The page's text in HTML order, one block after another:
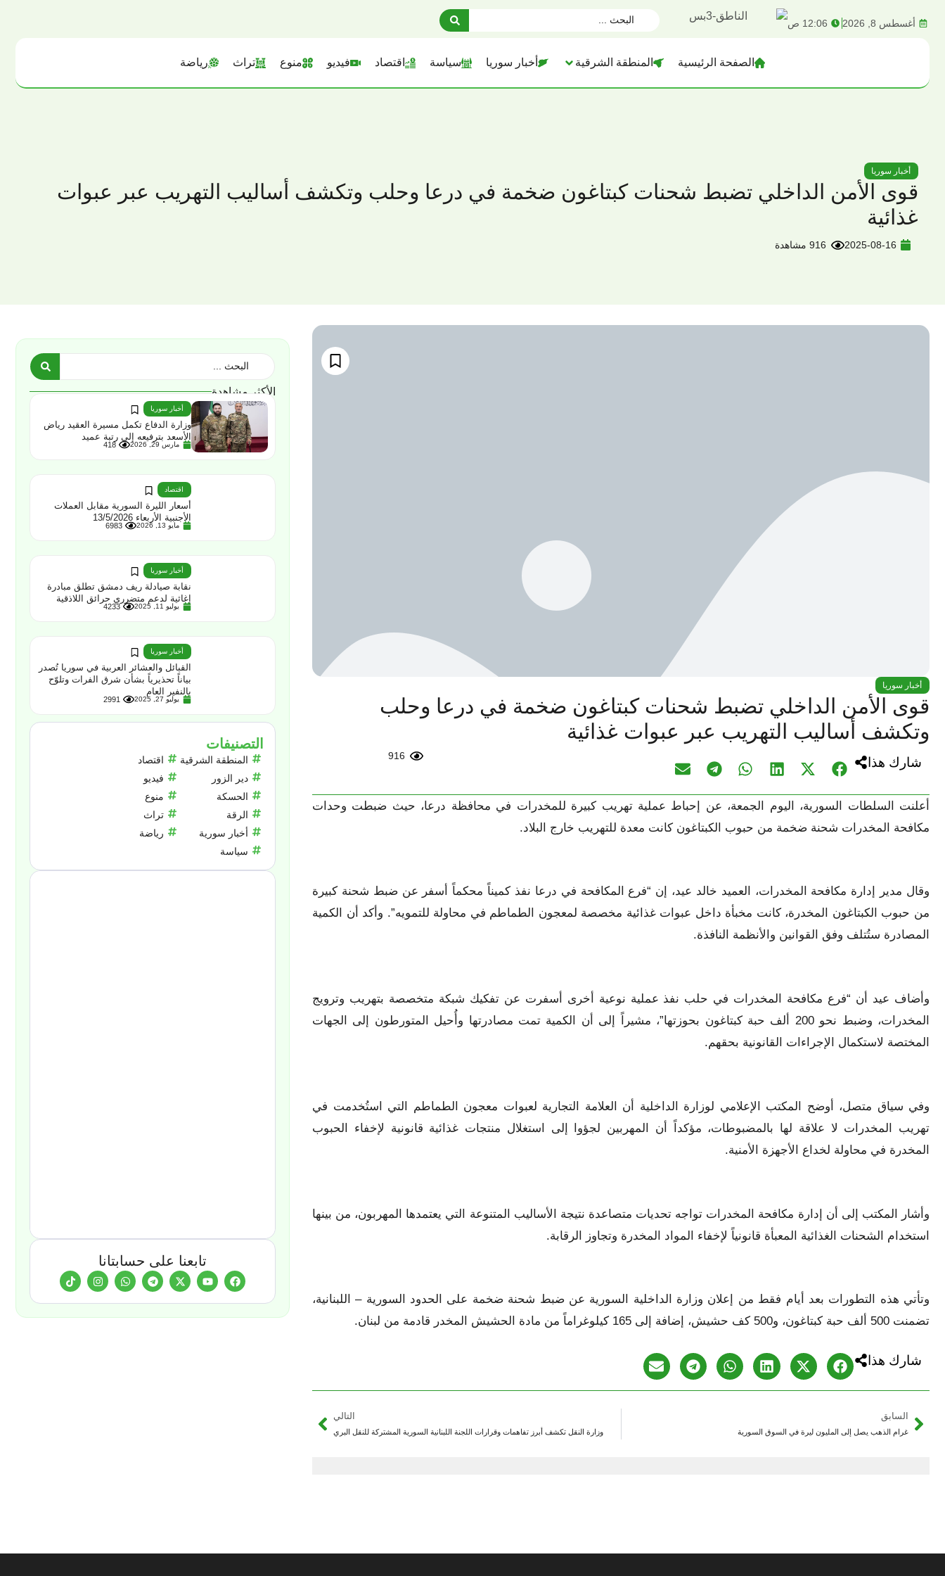
أغسطس 8, 2026 12:06 ص
الصفحة الرئيسية المنطقة الشرقية أخبار سوريا سياسة اقتصاد فيديو منوع تراث رياضة
أخبار سوريا
قوى الأمن الداخلي تضبط شحنات كبتاغون ضخمة في درعا وحلب وتكشف أساليب التهريب عبر عبوات
غذائية
2025-08-16 916 مشاهدة
أخبار سوريا
قوى الأمن الداخلي تضبط شحنات كبتاغون ضخمة في درعا وحلب
وتكشف أساليب التهريب عبر عبوات غذائية
شارك هذا 916
أعلنت السلطات السورية، اليوم الجمعة، عن إحباط عملية تهريب كبيرة للمخدرات في محافظة درعا، حيث ضبطت وحدات
مكافحة المخدرات شحنة ضخمة من حبوب الكبتاغون كانت معدة للتهريب خارج البلاد.
وقال مدير إدارة مكافحة المخدرات، العميد خالد عيد، إن “فرع المكافحة في درعا نفذ كميناً محكماً أسفر عن ضبط شحنة كبيرة
من حبوب الكبتاغون المخدرة، كانت مخبأة داخل عبوات غذائية مخصصة لمعجون الطماطم في محاولة للتمويه”. وأكد أن الكمية
المصادرة ستُتلف وفق القوانين والأنظمة النافذة.
وأضاف عيد أن “فرع مكافحة المخدرات في حلب نفذ عملية نوعية أخرى أسفرت عن تفكيك شبكة متخصصة بتهريب وترويج
المخدرات، وضبط نحو 200 ألف حبة كبتاغون بحوزتها”، مشيراً إلى أن الكمية تمت مصادرتها وأُحيل المتورطون إلى الجهات
المختصة لاستكمال الإجراءات القانونية بحقهم.
وفي سياق متصل، أوضح المكتب الإعلامي لوزارة الداخلية أن العلامة التجارية لعبوات معجون الطماطم التي استُخدمت في
تهريب المخدرات لا علاقة لها بالمضبوطات، مؤكداً أن المهربين لجؤوا إلى استغلال منتجات غذائية قانونية لإخفاء الحبوب
المخدرة في محاولة لخداع الأجهزة الأمنية.
وأشار المكتب إلى أن إدارة مكافحة المخدرات تواجه تحديات متصاعدة نتيجة الأساليب المتنوعة التي يعتمدها المهربون، من بينها
استخدام الشحنات الغذائية المعبأة قانونياً لإخفاء المواد المخدرة وتجاوز الرقابة.
وتأتي هذه التطورات بعد أيام فقط من إعلان وزارة الداخلية السورية عن ضبط شحنة ضخمة على الحدود السورية – اللبنانية،
تضمنت 500 ألف حبة كبتاغون، و500 كف حشيش، إضافة إلى 165 كيلوغراماً من مادة الحشيش المخدر قادمة من لبنان.
شارك هذا
السابق
غرام الذهب يصل إلى المليون ليرة في السوق السورية
التالي
وزارة النقل تكشف أبرز تفاهمات وقرارات اللجنة اللبنانية السورية المشتركة للنقل البري
الأكثر مشاهدة
أخبار سوريا
وزارة الدفاع تكمل مسيرة العقيد رياض
الأسعد بترفيعه إلى رتبة عميد
مارس 29, 2026 418
اقتصاد
أسعار الليرة السورية مقابل العملات
الأجنبية الأربعاء 13/5/2026
مايو 13, 2026 6983
أخبار سوريا
نقابة صيادلة ريف دمشق تطلق مبادرة
إغاثية لدعم متضرري حرائق اللاذقية
يوليو 11, 2025 4233
أخبار سوريا
القبائل والعشائر العربية في سوريا تُصدر
بياناً تحذيرياً بشأن شرق الفرات وتلوّح
بالنفير العام
يوليو 27, 2025 2991
التصنيفات
المنطقة الشرقية
دير الزور
الحسكة
الرقة
أخبار سورية
سياسة
اقتصاد
فيديو
منوع
تراث
رياضة
تابعنا على حسابتانا